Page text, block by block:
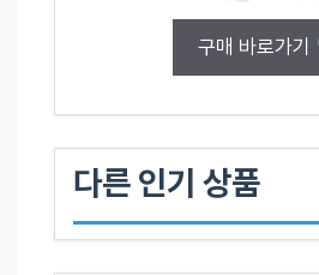
구매 바로가기
다른 인기 상품